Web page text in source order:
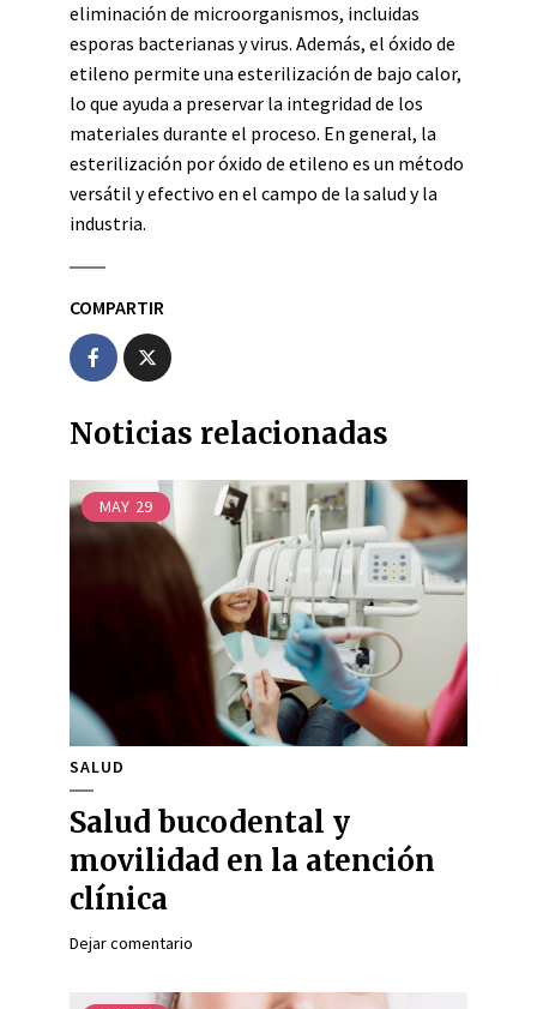
eliminación de microorganismos, incluidas
esporas bacterianas y virus. Además, el óxido de
etileno permite una esterilización de bajo calor,
lo que ayuda a preservar la integridad de los
materiales durante el proceso. En general, la
esterilización por óxido de etileno es un método
versátil y efectivo en el campo de la salud y la
industria.
COMPARTIR
Noticias relacionadas
MAY 29
SALUD
Salud bucodental y
movilidad en la atención
clínica
Dejar comentario